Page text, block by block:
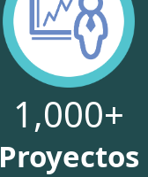
1,000+
Proyectos